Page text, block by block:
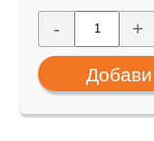
- +